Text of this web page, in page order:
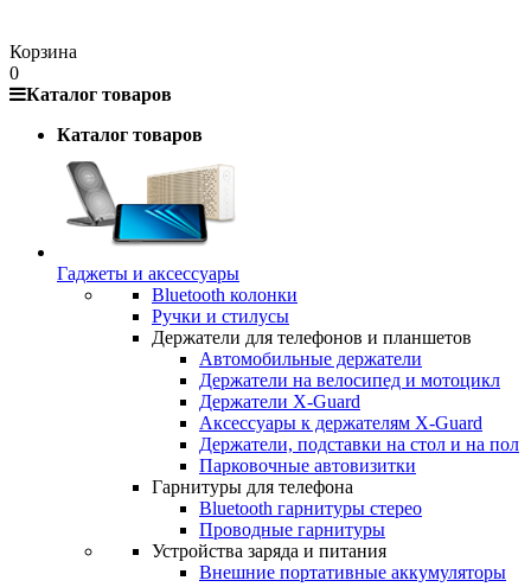
Корзина
0
Каталог товаров
Каталог товаров
Гаджеты и аксессуары
Bluetooth колонки
Ручки и стилусы
Держатели для телефонов и планшетов
Автомобильные держатели
Держатели на велосипед и мотоцикл
Держатели X-Guard
Аксессуары к держателям X-Guard
Держатели, подставки на стол и на пол
Парковочные автовизитки
Гарнитуры для телефона
Bluetooth гарнитуры стерео
Проводные гарнитуры
Устройства заряда и питания
Внешние портативные аккумуляторы